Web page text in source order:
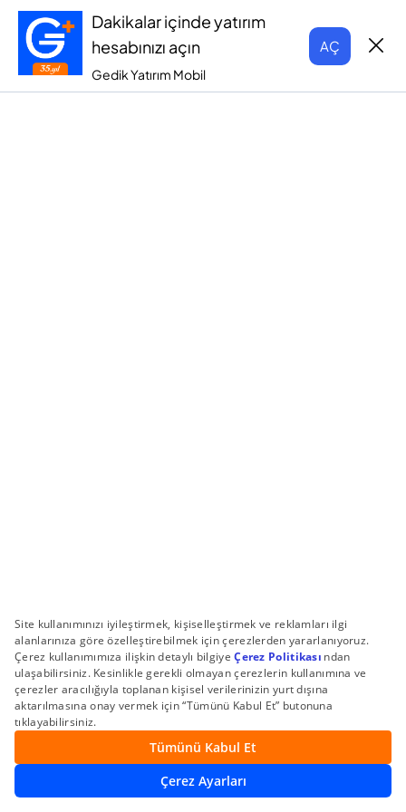
Dakikalar içinde yatırım
hesabınızı açın
Gedik Yatırım Mobil
AÇ